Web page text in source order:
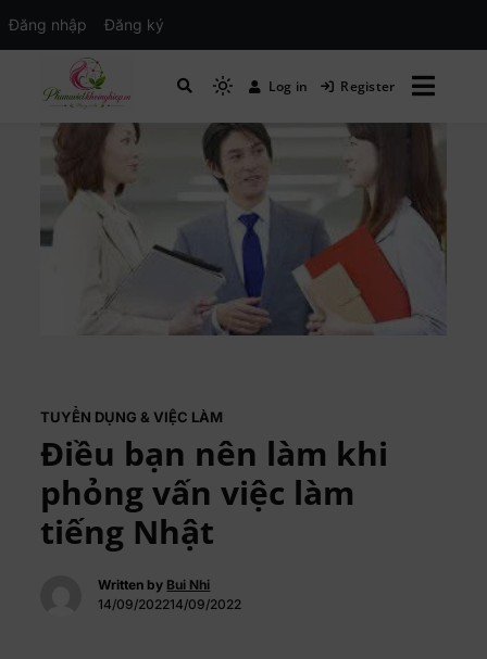
MXH PHỤ NỮ VIỆT
Mạng xã hội Kinh tế – Giáo dục – Hướng
Log in Register
TUYỂN DỤNG & VIỆC LÀM
Điều bạn nên làm khi
phỏng vấn việc làm
tiếng Nhật
Written by Bui Nhi
14/09/202214/09/2022
Đăng nhập Đăng ký